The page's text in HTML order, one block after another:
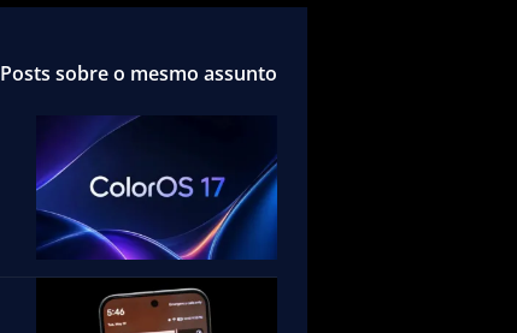
Posts sobre o mesmo assunto